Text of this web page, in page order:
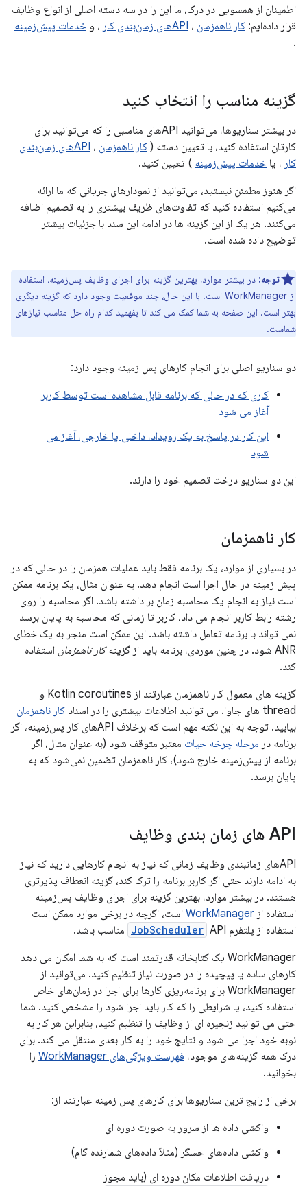
اطمینان از همسویی در درک، ما این را در سه دسته اصلی از انواع وظایف
قرار داده‌ایم: کار ناهمزمان ، APIهای زمان‌بندی کار ، و خدمات پیش‌زمینه
.
گزینه مناسب را انتخاب کنید
در بیشتر سناریوها، می‌توانید APIهای مناسبی را که می‌توانید برای
کارتان استفاده کنید، با تعیین دسته ( کار ناهمزمان ،
APIهای زمان‌بندی
کار ، یا خدمات پیش‌زمینه ) تعیین کنید.
اگر هنوز مطمئن نیستید، می‌توانید از نمودارهای جریانی که ما ارائه
می‌کنیم استفاده کنید که تفاوت‌های ظریف بیشتری را به تصمیم اضافه
می‌کنند. هر یک از این گزینه ها در ادامه این سند با جزئیات بیشتر
توضیح داده شده است.
توجه: در بیشتر موارد، بهترین گزینه برای اجرای وظایف پس‌زمینه، استفاده
از WorkManager است. با این حال، چند موقعیت وجود دارد که گزینه دیگری
بهتر است. این صفحه به شما کمک می کند تا بفهمید کدام راه حل مناسب نیازهای
شماست.
دو سناریو اصلی برای انجام کارهای پس زمینه وجود دارد:
کاری که در حالی که برنامه قابل مشاهده است توسط کاربر
آغاز می شود
این کار در پاسخ به یک رویداد، داخلی یا خارجی، آغاز می
شود
این دو سناریو درخت تصمیم خود را دارند.
کار ناهمزمان
در بسیاری از موارد، یک برنامه فقط باید عملیات همزمان را در حالی که در
پیش زمینه در حال اجرا است انجام دهد. به عنوان مثال، یک برنامه ممکن
است نیاز به انجام یک محاسبه زمان بر داشته باشد. اگر محاسبه را روی
رشته رابط کاربر انجام می داد، کاربر تا زمانی که محاسبه به پایان برسد
نمی تواند با برنامه تعامل داشته باشد. این ممکن است منجر به یک خطای
ANR شود. در چنین موردی، برنامه باید از گزینه
کار ناهمزمان استفاده
کند.
گزینه های معمول کار ناهمزمان عبارتند از Kotlin coroutines و
thread های جاوا. می توانید اطلاعات بیشتری را در اسناد
کار ناهمزمان
بیابید. توجه به این نکته مهم است که برخلاف APIهای کار پس‌زمینه، اگر
برنامه در مرحله چرخه حیات معتبر متوقف شود (به عنوان مثال، اگر
برنامه از پیش‌زمینه خارج شود)، کار ناهمزمان تضمین نمی‌شود که به
پایان برسد.
API های زمان بندی وظایف
APIهای زمانبندی وظایف زمانی که نیاز به انجام کارهایی دارید که نیاز
به ادامه دارند حتی اگر کاربر برنامه را ترک کند، گزینه انعطاف پذیرتری
هستند. در بیشتر موارد، بهترین گزینه برای اجرای وظایف پس‌زمینه
استفاده از WorkManager است، اگرچه در برخی موارد ممکن است
استفاده از پلتفرم
JobScheduler API مناسب باشد.
WorkManager یک کتابخانه قدرتمند است که به شما امکان می دهد
کارهای ساده یا پیچیده را در صورت نیاز تنظیم کنید. می‌توانید از
WorkManager برای برنامه‌ریزی کارها برای اجرا در زمان‌های خاص
استفاده کنید، یا شرایطی را که کار باید اجرا شود را مشخص کنید. شما
حتی می توانید زنجیره ای از وظایف را تنظیم کنید، بنابراین هر کار به
نوبه خود اجرا می شود و نتایج خود را به کار بعدی منتقل می کند. برای
درک همه گزینه‌های موجود، فهرست ویژگی‌های WorkManager
را
بخوانید.
برخی از رایج ترین سناریوها برای کارهای پس زمینه عبارتند از:
واکشی داده ها از سرور به صورت دوره ای
واکشی داده‌های حسگر (مثلاً داده‌های شمارنده گام)
دریافت اطلاعات مکان دوره ای (باید مجوز